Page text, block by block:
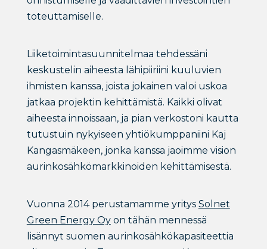
toteuttamiselle.
Liiketoimintasuunnitelmaa tehdessäni
keskustelin aiheesta lähipiiriini kuuluvien
ihmisten kanssa, joista jokainen valoi uskoa
jatkaa projektin kehittämistä. Kaikki olivat
aiheesta innoissaan, ja pian verkostoni kautta
tutustuin nykyiseen yhtiökumppaniini Kaj
Kangasmäkeen, jonka kanssa jaoimme vision
aurinkosähkömarkkinoiden kehittämisestä.
Vuonna 2014 perustamamme yritys Solnet
Green Energy Oyon tähän mennessä
lisännyt suomen aurinkosähkökapasiteettia